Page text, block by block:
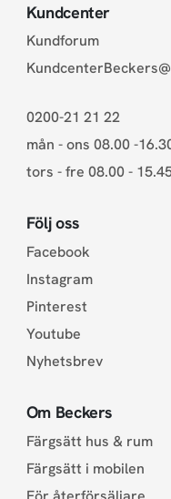
Kundcenter
Kundforum
0200-21 21 22
mån - ons 08.00 -
tors - fre 08.00 -
Följ oss
Facebook
Instagram
Pinterest
Youtube
Nyhetsbrev
Om Beckers
Färgsätt hus & rum
Färgsätt i mobilen